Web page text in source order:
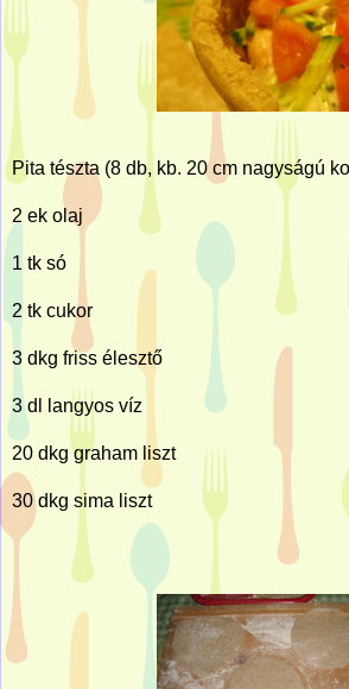
Pita tészta (8 db, kb. 20 cm nagyságú
2 ek olaj
1 tk só
2 tk cukor
3 dkg friss élesztő
3 dl langyos víz
20 dkg graham liszt
30 dkg sima liszt